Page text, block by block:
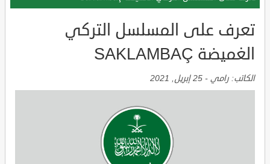
تعرف على المسلسل التركي
الغميضة SAKLAMBAÇ
الكاتب: رامي - 25 إبريل, 2021